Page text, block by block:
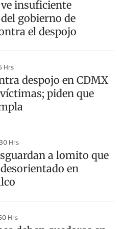
insuficiente
gobierno de
el despojo
Hrs
despojo en CDMX
víctimas; piden que
Hrs
a lomito que
en
Hrs